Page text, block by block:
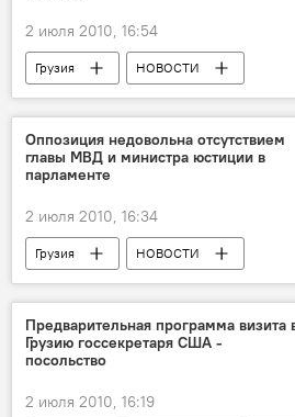
2 июля 2010, 16:54
Грузия
НОВОСТИ
Оппозиция недовольна отсутствием
главы МВД и министра юстиции в
парламенте
2 июля 2010, 16:34
Грузия НОВОСТИ
Предварительная программа визита
Грузию госсекретаря США -
посольство
2 июля 2010, 16:19